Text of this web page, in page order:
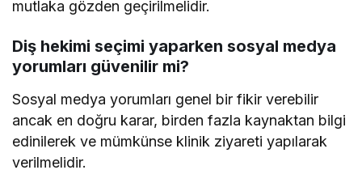
mutlaka gözden geçirilmelidir.
Diş hekimi seçimi yaparken sosyal medya
yorumları güvenilir mi?
Sosyal medya yorumları genel bir fikir verebilir
ancak en doğru karar, birden fazla kaynaktan bilgi
edinilerek ve mümkünse klinik ziyareti yapılarak
verilmelidir.